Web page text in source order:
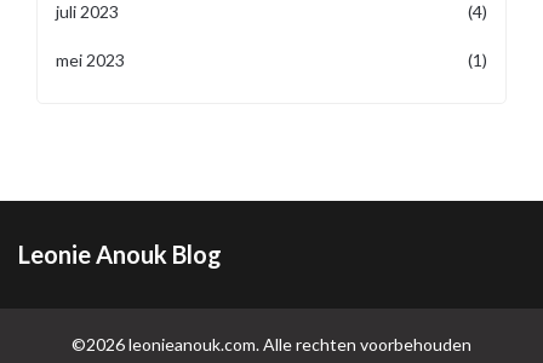
juli 2023 (4)
mei 2023 (1)
Leonie Anouk Blog
©2026 leonieanouk.com. Alle rechten voorbehouden